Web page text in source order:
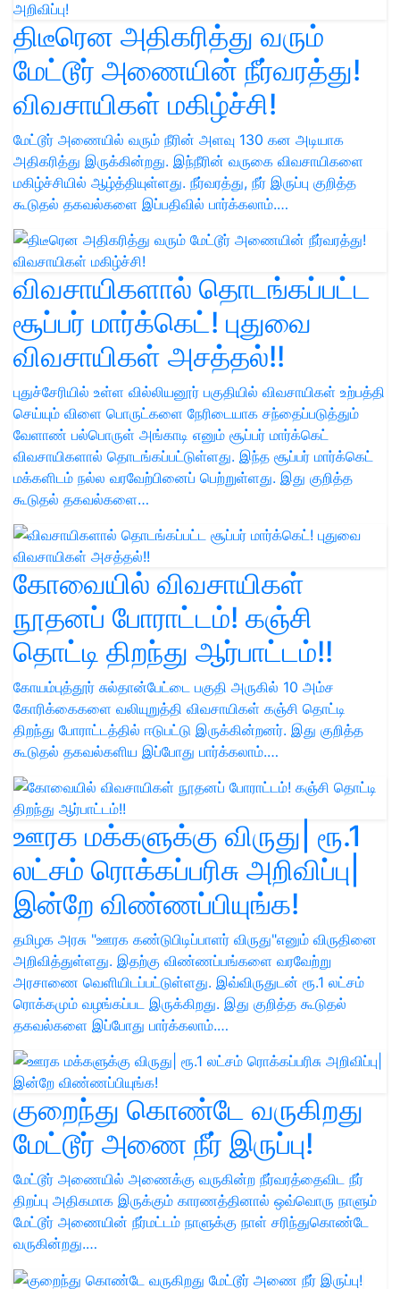
திடீரென அதிகரித்து வரும்
மேட்டூர் அணையின் நீர்வரத்து!
விவசாயிகள் மகிழ்ச்சி!
மேட்டூர் அணையில் வரும் நீரின் அளவு 130 கன அடியாக
அதிகரித்து இருக்கின்றது. இந்நீரின் வருகை விவசாயிகளை
மகிழ்ச்சியில் ஆழ்த்தியுள்ளது. நீர்வரத்து, நீர் இருப்பு குறித்த
கூடுதல் தகவல்களை இப்பதிவில் பார்க்கலாம்.…
விவசாயிகளால் தொடங்கப்பட்ட
சூப்பர் மார்க்கெட்! புதுவை
விவசாயிகள் அசத்தல்!!
புதுச்சேரியில் உள்ள வில்லியனூர் பகுதியில் விவசாயிகள் உற்பத்தி
செய்யும் விளை பொருட்களை நேரிடையாக சந்தைப்படுத்தும்
வேளாண் பல்பொருள் அங்காடி எனும் சூப்பர் மார்க்கெட்
விவசாயிகளால் தொடங்கப்பட்டுள்ளது. இந்த சூப்பர் மார்க்கெட்
மக்களிடம் நல்ல வரவேற்பினைப் பெற்றுள்ளது. இது குறித்த
கூடுதல் தகவல்களை…
கோவையில் விவசாயிகள்
நூதனப் போராட்டம்! கஞ்சி
தொட்டி திறந்து ஆர்பாட்டம்!!
கோயம்புத்தூர் சுல்தான்பேட்டை பகுதி அருகில் 10 அம்ச
கோரிக்கைகளை வலியுறுத்தி விவசாயிகள் கஞ்சி தொட்டி
திறந்து போராட்டத்தில் ஈடுபட்டு இருக்கின்றனர். இது குறித்த
கூடுதல் தகவல்களிய இப்போது பார்க்கலாம்.…
ஊரக மக்களுக்கு விருது| ரூ.1
லட்சம் ரொக்கப்பரிசு அறிவிப்பு|
இன்றே விண்ணப்பியுங்க!
தமிழக அரசு "ஊரக கண்டுபிடிப்பாளர் விருது"எனும் விருதினை
அறிவித்துள்ளது. இதற்கு விண்ணப்பங்களை வரவேற்று
அரசாணை வெளியிடப்பட்டுள்ளது. இவ்விருதுடன் ரூ.1 லட்சம்
ரொக்கமும் வழங்கப்பட இருக்கிறது. இது குறித்த கூடுதல்
தகவல்களை இப்போது பார்க்கலாம்.…
குறைந்து கொண்டே வருகிறது
மேட்டூர் அணை நீர் இருப்பு!
மேட்டூர் அணையில் அணைக்கு வருகின்ற நீர்வரத்தைவிட நீர்
திறப்பு அதிகமாக இருக்கும் காரணத்தினால் ஒவ்வொரு நாளும்
மேட்டூர் அணையின் நீர்மட்டம் நாளுக்கு நாள் சரிந்துகொண்டே
வருகின்றது.…